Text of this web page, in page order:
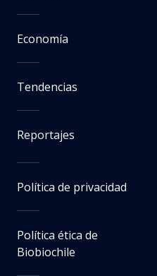
Economía
Tendencias
Reportajes
Política de privacidad
Política ética de
Biobiochile